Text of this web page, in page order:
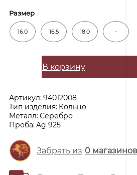
Размер
16.0 16.5 18.0 -
В корзину
Артикул:94012008
Тип изделия: Кольцо
Металл:Серебро
Проба:Ag 925
Забрать из 0магазинов